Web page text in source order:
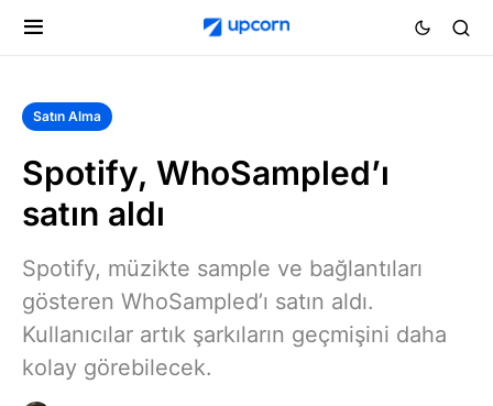
Satın Alma
Spotify, WhoSampled’ı
satın aldı
Spotify, müzikte sample ve bağlantıları
gösteren WhoSampled’ı satın aldı.
Kullanıcılar artık şarkıların geçmişini daha
kolay görebilecek.